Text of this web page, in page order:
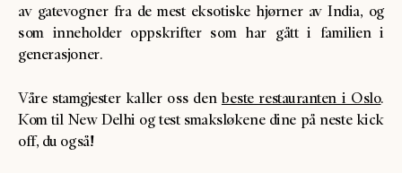
av gatevogner fra de mest eksotiske hjørner av India, og
som inneholder oppskrifter som har gått i familien i
generasjoner.
Våre stamgjester kaller oss den beste restauranten i Oslo.
Kom til New Delhi og test smaksløkene dine på neste kick
off, du også!